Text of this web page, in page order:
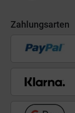
Zahlungsarten